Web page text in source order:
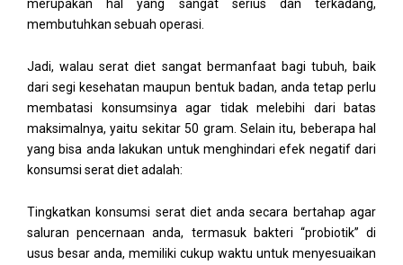
merupakan hal yang sangat serius dan terkadang,
membutuhkan sebuah operasi.
Jadi, walau serat diet sangat bermanfaat bagi tubuh, baik
dari segi kesehatan maupun bentuk badan, anda tetap perlu
membatasi konsumsinya agar tidak melebihi dari batas
maksimalnya, yaitu sekitar 50 gram. Selain itu, beberapa hal
yang bisa anda lakukan untuk menghindari efek negatif dari
konsumsi serat diet adalah:
Tingkatkan konsumsi serat diet anda secara bertahap agar
saluran pencernaan anda, termasuk bakteri “probiotik” di
usus besar anda, memiliki cukup waktu untuk menyesuaikan